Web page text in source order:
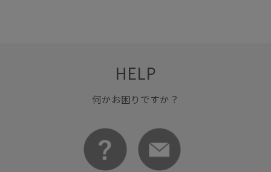
HELP
何かお困りですか？